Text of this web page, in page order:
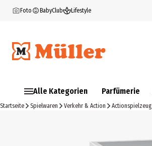
Foto BabyClub Lifestyle
Alle Kategorien Parfümerie
Startseite Spielwaren Verkehr & Action Actionspielzeug